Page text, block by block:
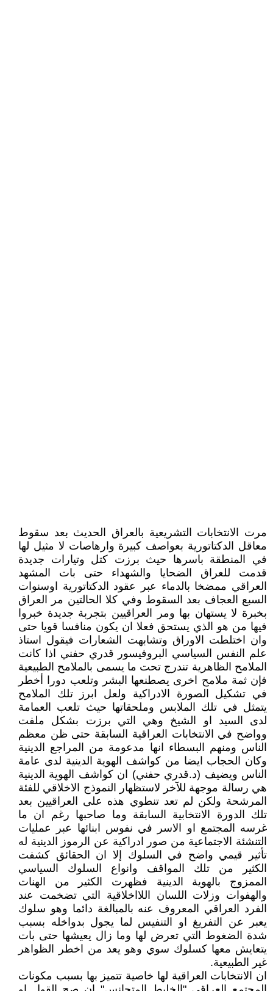
مرت الانتخابات التشريعية بالعراق الحديث بعد سقوط
معاقل الدكتاتورية بعواصف كبيرة وارهاصات لا مثيل لها
في المنطقة باسرها حيث برزت كتل وتيارات جديدة
قدمت للعراق الضحايا والشهداء حتى بات المشهد
العراقي ممضخا بالدماء عبر عقود الدكتاتورية اوسنوات
السبع العجاف بعد السقوط وفي كلا الحالتين مر العراق
بخبرة لا يستهان بها ومر العراقيين بتجربة جديدة خبروا
فيها من هو الذي يستحق فعلا ان يكون منافسا قويا حتى
وان اختلطت الاوراق وتشابهت الشعارات فيقول استاذ
علم النفس السياسي البروفيسور قدري حفني اذا كانت
الملامح الظاهرية تندرج تحت ما يسمى بالملامح الطبيعية
فإن ثمة ملامح اخرى يصطنعها البشر وتلعب دورا أخطر
في تشكيل الصورة الادراكية ولعل ابرز تلك الملامح
يتمثل في تلك الملابس وملحقاتها حيث تلعب العمامة
لدى السيد او الشيخ وهي التي برزت بشكل ملفت
وواضح في الانتخابات العراقية السابقة حتى ظن معظم
الناس ومنهم البسطاء انها مدعومة من المراجع الدينية
وكان الحجاب ايضا من كواشف الهوية الدينية لدى عامة
الناس ويضيف (د.قدري حفني) ان كواشف الهوية الدينية
هي رسالة موجهة للآخر لاستظهار النموذج الاخلاقي للفئة
المرشحة ولكن لم تعد تنطوي هذه على العراقيين بعد
تلك الدورة الانتخابية السابقة وما صاحبها رغم ان ما
غرسه المجتمع او الاسر في نفوس ابنائها عبر عمليات
التنشئة الاجتماعية من صور ادراكية عن الرموز الدينية له
تأثير قيمي واضح في السلوك إلا ان الحقائق كشفت
الكثير من تلك المواقف وانواع السلوك السياسي
الممزوج بالهوية الدينية فظهرت الكثير من الهنات
والهفوات وزلات اللسان اللااخلاقية التي تضخمت عند
الفرد العراقي المعروف عنه بالمبالغة دائما وهو سلوك
يعبر عن التفريغ او التنفيس لما يجول بدواخله بسبب
شدة الضغوط التي تعرض لها وما زال يعيشها حتى بات
يتعايش معها كسلوك سوي وهو يعد من اخطر الظواهر
غير الطبيعية.
ان الانتخابات العراقية لها خاصية تتميز بها بسبب مكونات